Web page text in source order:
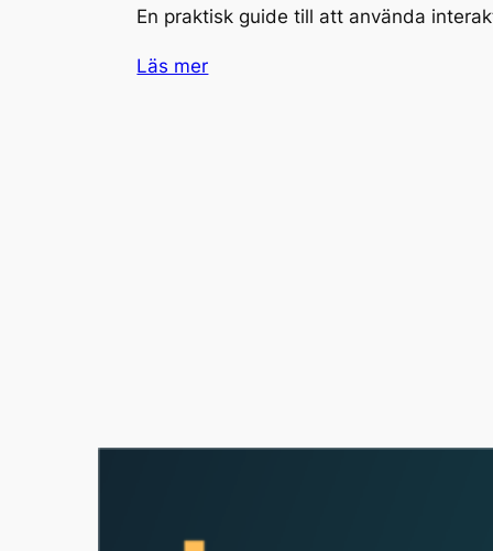
En praktisk guide till att använda
Läs mer